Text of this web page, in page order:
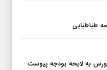
طباطبایی
از بورس به لایحه بودجه پیوست